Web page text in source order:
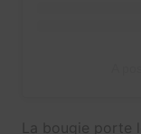
La bougie